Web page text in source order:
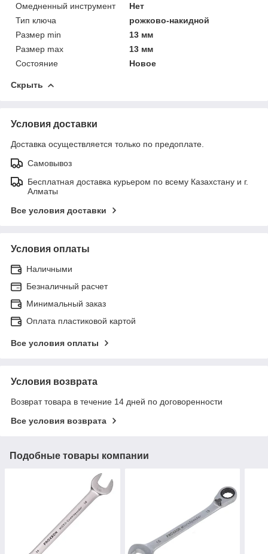
Омедненный инструмент
Нет
Тип ключа
рожково-накидной
Размер min
13 мм
Размер max
13 мм
Состояние
Новое
Скрыть
Условия доставки
Доставка осуществляется только по предоплате.
Самовывоз
Бесплатная доставка курьером по всему Казахстану и г.
Алматы
Все условия доставки
Условия оплаты
Наличными
Безналичный расчет
Минимальный заказ
Оплата пластиковой картой
Все условия оплаты
Условия возврата
Возврат товара в течение 14 дней по договоренности
Все условия возврата
Подобные товары компании